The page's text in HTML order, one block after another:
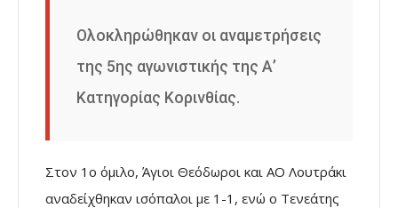
Ολοκληρώθηκαν οι αναμετρήσεις
της 5ης αγωνιστικής της Α’
Κατηγορίας Κορινθίας.
Στον 1ο όμιλο, Άγιοι Θεόδωροι και ΑΟ Λουτράκι
αναδείχθηκαν ισόπαλοι με 1-1, ενώ ο Τενεάτης